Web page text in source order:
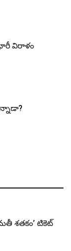
విరాళం
శతకం’ టికెట్